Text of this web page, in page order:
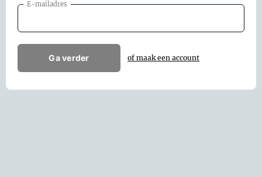
E-mailadres
Ga verder of maak een account